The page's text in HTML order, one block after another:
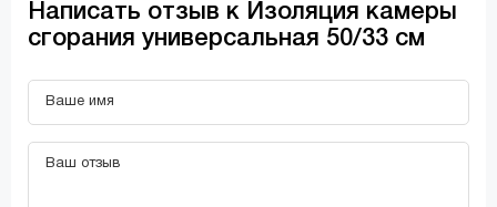
Написать отзыв к Изоляция камеры
сгорания универсальная 50/33 см